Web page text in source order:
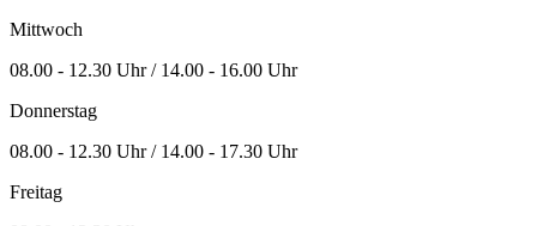
Mittwoch
08.00 - 12.30 Uhr / 14.00 - 16.00 Uhr
Donnerstag
08.00 - 12.30 Uhr / 14.00 - 17.30 Uhr
Freitag